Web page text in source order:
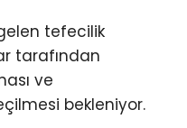
tefecilik
tarafından
ve
bekleniyor.